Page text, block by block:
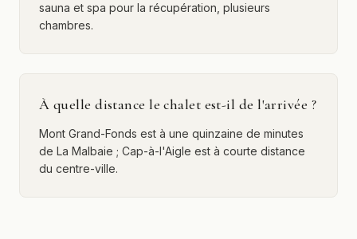
sauna et spa pour la récupération, plusieurs
chambres.
À quelle distance le chalet est-il de l'arrivée ?
Mont Grand-Fonds est à une quinzaine de minutes
de La Malbaie ; Cap-à-l'Aigle est à courte distance
du centre-ville.